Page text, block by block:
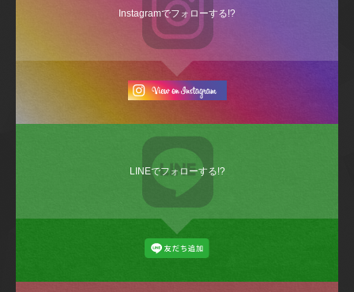
Instagramでフォローする!?
LINEでフォローする!?